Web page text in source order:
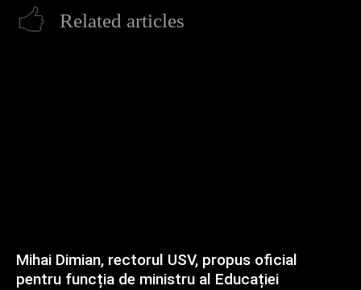
Related articles
Mihai Dimian, rectorul USV, propus oficial
pentru funcția de ministru al Educației